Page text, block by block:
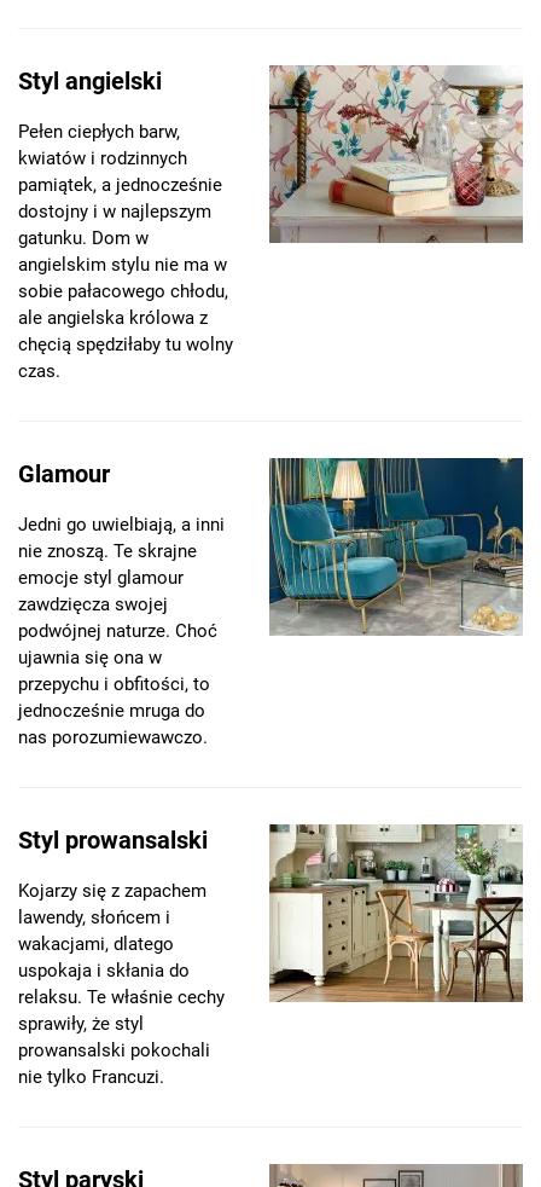
Styl angielski
Pełen ciepłych barw,
kwiatów i rodzinnych
pamiątek, a jednocześnie
dostojny i w najlepszym
gatunku. Dom w
angielskim stylu nie ma w
sobie pałacowego chłodu,
ale angielska królowa z
chęcią spędziłaby tu wolny
czas.
Glamour
Jedni go uwielbiają, a inni
nie znoszą. Te skrajne
emocje styl glamour
zawdzięcza swojej
podwójnej naturze. Choć
ujawnia się ona w
przepychu i obfitości, to
jednocześnie mruga do
nas porozumiewawczo.
Styl prowansalski
Kojarzy się z zapachem
lawendy, słońcem i
wakacjami, dlatego
uspokaja i skłania do
relaksu. Te właśnie cechy
sprawiły, że styl
prowansalski pokochali
nie tylko Francuzi.
Styl paryski